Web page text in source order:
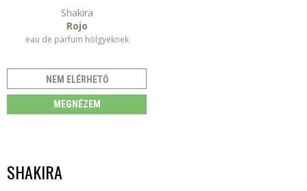
Shakira
Rojo
eau de parfum hölgyeknek
NEM ELÉRHETŐ
MEGNÉZEM
SHAKIRA